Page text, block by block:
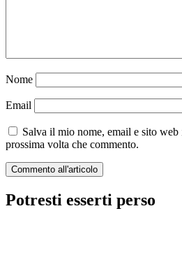
Nome
Email
Salva il mio nome, email e sito web
prossima volta che commento.
Potresti esserti perso